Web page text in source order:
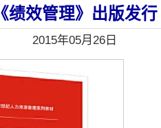
《绩效管理》出版发行
2015年05月26日